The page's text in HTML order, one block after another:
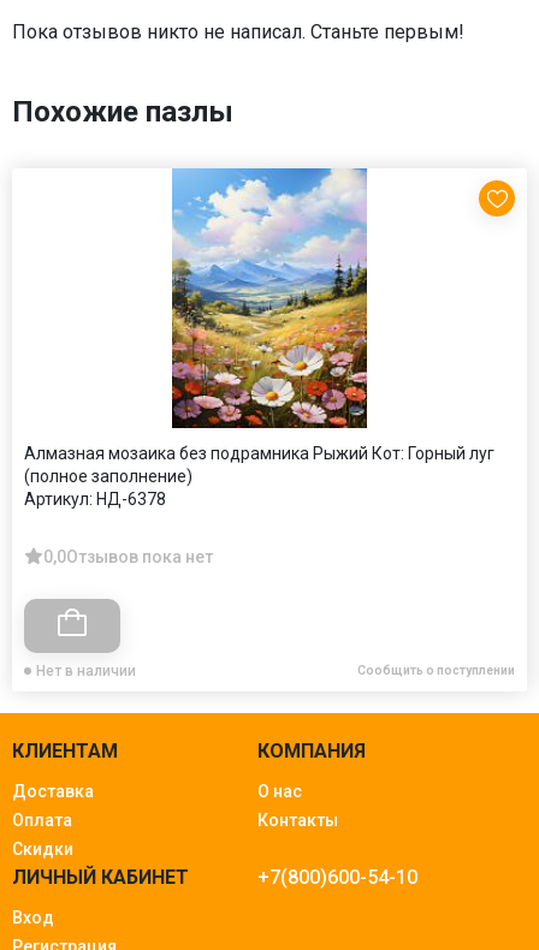
Пока отзывов никто не написал. Станьте первым!
Похожие пазлы
Алмазная мозаика без подрамника Рыжий Кот: Горный луг
(полное заполнение)
Артикул: НД-6378
0,0Отзывов пока нет
Нет в наличии Сообщить о поступлении
КЛИЕНТАМ
Доставка
Оплата
Скидки
КОМПАНИЯ
О нас
Контакты
ЛИЧНЫЙ КАБИНЕТ
Вход
+7(800)600-54-10